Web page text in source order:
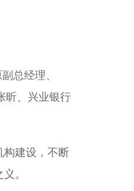
总经理、
昕、兴业银行
构建设，不断
。